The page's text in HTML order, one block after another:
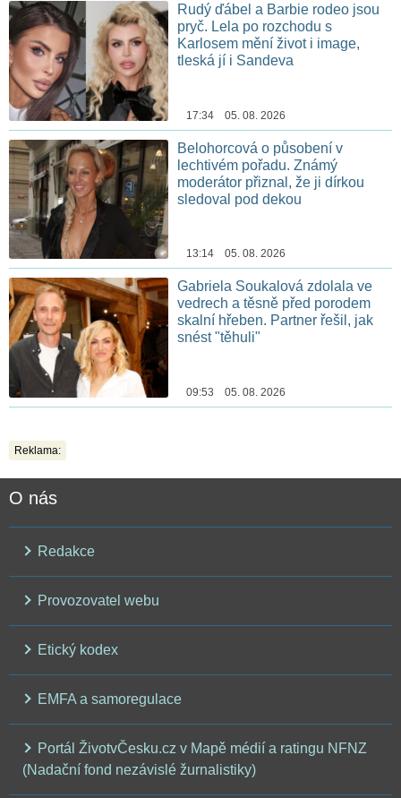
Rudý ďábel a Barbie rodeo jsou
pryč. Lela po rozchodu s
Karlosem mění život i image,
tleská jí i Sandeva
17:34 05. 08. 2026
Belohorcová o působení v
lechtivém pořadu. Známý
moderátor přiznal, že ji dírkou
sledoval pod dekou
13:14 05. 08. 2026
Gabriela Soukalová zdolala ve
vedrech a těsně před porodem
skalní hřeben. Partner řešil, jak
snést "těhuli"
09:53 05. 08. 2026
Reklama:
O nás
Redakce
Provozovatel webu
Etický kodex
EMFA a samoregulace
Portál ŽivotvČesku.cz v Mapě médií a ratingu NFNZ
(Nadační fond nezávislé žurnalistiky)